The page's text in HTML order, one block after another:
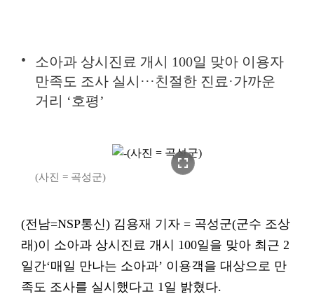
소아과 상시진료 개시 100일 맞아 이용자
만족도 조사 실시···친절한 진료·가까운
거리 ‘호평’
fullscreen
(사진 = 곡성군)
(전남=NSP통신) 김용재 기자 = 곡성군(군수 조상
래)이 소아과 상시진료 개시 100일을 맞아 최근 2
일간‘매일 만나는 소아과’ 이용객을 대상으로 만
족도 조사를 실시했다고 1일 밝혔다.